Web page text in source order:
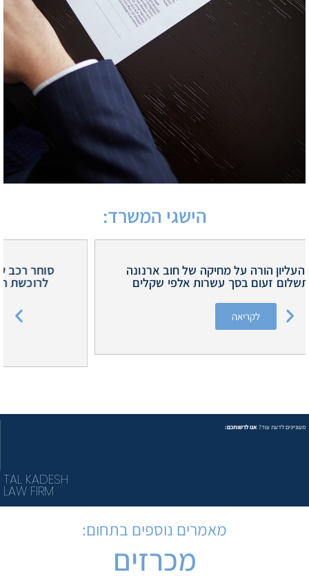
הישגי המשרד:
סוחר רכב שינה את מד האוץ ולא דיווח על הפעולה
לרוכשת רכב תמימה אשר שילמה כחמישים אלף
שקלים עבור רכב יד שניה.
מעוניינים לדעת עוד? אנו לרשותכם:
TAL KADESH
LAW FIRM
מאמרים נוספים בתחום:
מכרזים